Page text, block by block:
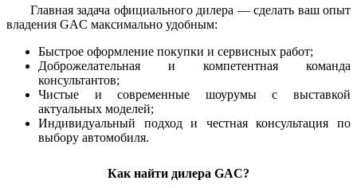
Главная задача официального дилера — сделать ваш опыт
владения GAC максимально удобным:
Быстрое оформление покупки и сервисных работ;
Доброжелательная и компетентная команда
консультантов;
Чистые и современные шоурумы с выставкой
актуальных моделей;
Индивидуальный подход и честная консультация по
выбору автомобиля.
Как найти дилера GAC?